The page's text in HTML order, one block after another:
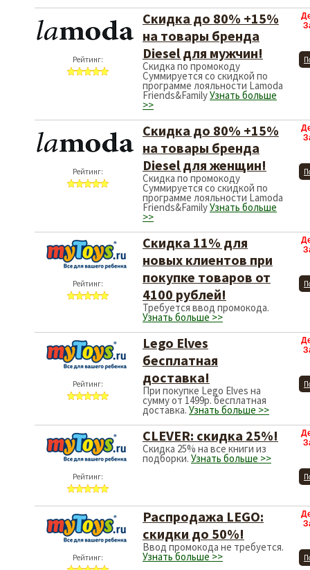
Рейтинг:
Скидка до 80% +15%
на товары бренда
Diesel для мужчин!
Скидка по промокоду
Суммируется со скидкой по
программе лояльности Lamoda
Friends&FamilyУзнать больше
>>
Рейтинг:
Скидка до 80% +15%
на товары бренда
Diesel для женщин!
Скидка по промокоду
Суммируется со скидкой по
программе лояльности Lamoda
Friends&FamilyУзнать больше
>>
Рейтинг:
Скидка 11% для
новых клиентов при
покупке товаров от
4100 рублей!
Требуется ввод промокода.
Узнать больше >>
Рейтинг:
Lego Elves
бесплатная
доставка!
При покупке Lego Elves на
сумму от 1499р. бесплатная
доставка. Узнать больше >>
Рейтинг:
CLEVER: скидка 25%!
Скидка 25% на все книги из
подборки. Узнать больше >>
Рейтинг:
Распродажа LEGO:
скидки до 50%!
Ввод промокода не требуется.
Узнать больше >>